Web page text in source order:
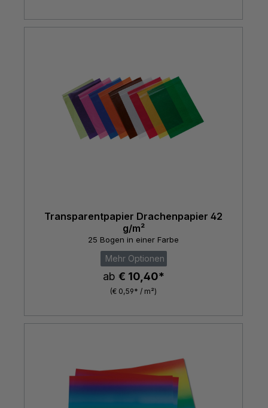
Transparentpapier Drachenpapier 42
g/m²
25 Bogen in einer Farbe
Mehr Optionen
ab € 10,40*
(€ 0,59* / m²)